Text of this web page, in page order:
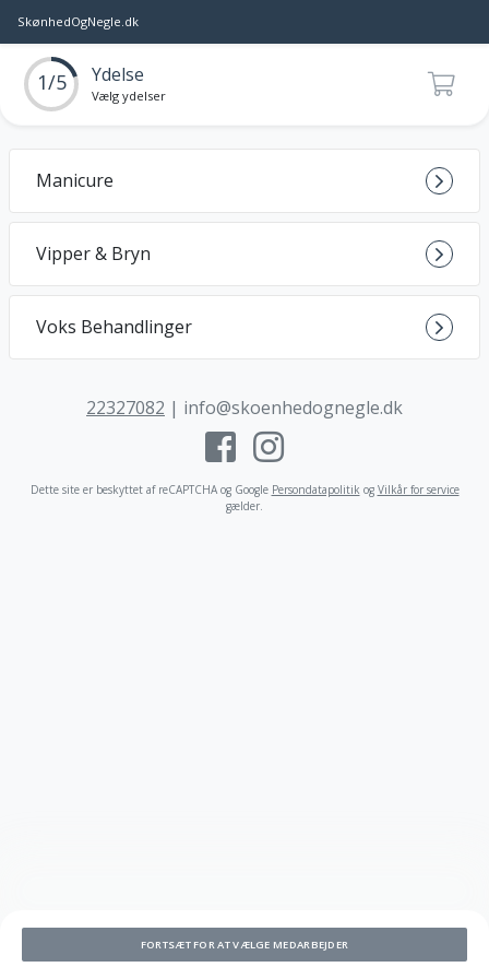
SkønhedOgNegle.dk
1/5 Ydelse
Vælg ydelser
Manicure
Vipper & Bryn
Voks Behandlinger
22327082 | info@skoenhedognegle.dk
Dette site er beskyttet af reCAPTCHA og Google Persondatapolitik og Vilkår for service
gælder.
FORTSÆT FOR AT VÆLGE MEDARBEJDER